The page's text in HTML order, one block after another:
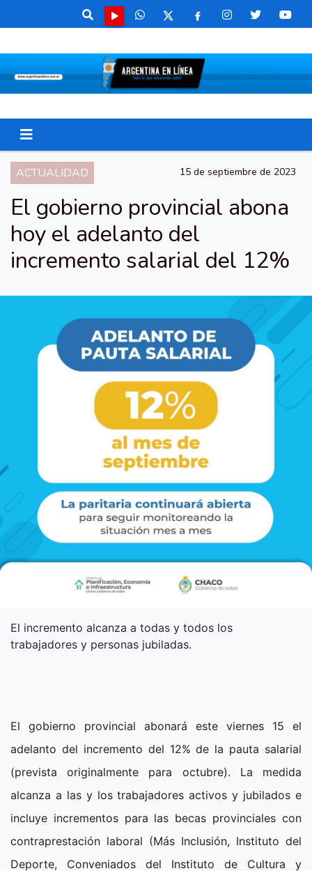
ACTUALIDAD 15 de septiembre de 2023
El gobierno provincial abona
hoy el adelanto del
incremento salarial del 12%
El incremento alcanza a todas y todos los
trabajadores y personas jubiladas.
El gobierno provincial abonará este viernes 15 el
adelanto del incremento del 12% de la pauta salarial
(prevista originalmente para octubre). La medida
alcanza a las y los trabajadores activos y jubilados e
incluye incrementos para las becas provinciales con
contraprestación laboral (Más Inclusión, Instituto del
Deporte, Conveniados del Instituto de Cultura y